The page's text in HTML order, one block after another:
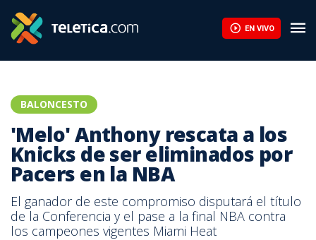
EN VIVO
BALONCESTO
'Melo' Anthony rescata a los
Knicks de ser eliminados por
Pacers en la NBA
El ganador de este compromiso disputará el título
de la Conferencia y el pase a la final NBA contra
los campeones vigentes Miami Heat